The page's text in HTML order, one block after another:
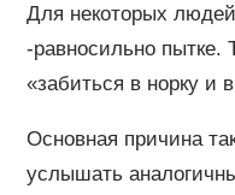
Для некоторых
-равносильно пытке.
«забиться в норку и
Основная причина
услышать